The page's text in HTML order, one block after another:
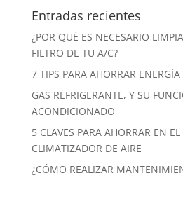
Entradas recientes
¿POR QUÉ ES NECESARIO
FILTRO DE TU A/C?
7 TIPS PARA AHORRAR
GAS REFRIGERANTE, Y SU
ACONDICIONADO
5 CLAVES PARA AHORRAR EN
CLIMATIZADOR DE AIRE
¿CÓMO REALIZAR